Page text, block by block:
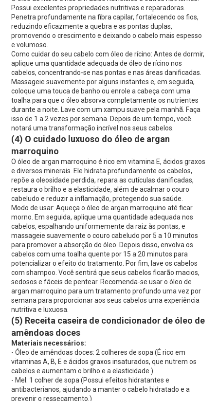
Possui excelentes propriedades nutritivas e reparadoras.
Penetra profundamente na fibra capilar, fortalecendo os fios,
reduzindo eficazmente a quebra e as pontas duplas,
promovendo o crescimento e deixando o cabelo mais espesso
e volumoso.
Como cuidar do seu cabelo com óleo de rícino: Antes de dormir,
aplique uma quantidade adequada de óleo de rícino nos
cabelos, concentrando-se nas pontas e nas áreas danificadas.
Massageie suavemente por alguns instantes e, em seguida,
coloque uma touca de banho ou enrole a cabeça com uma
toalha para que o óleo absorva completamente os nutrientes
durante a noite. Lave com um xampu suave pela manhã. Faça
isso de 1 a 2 vezes por semana. Depois de um tempo, você
notará uma transformação incrível nos seus cabelos.
(4) O cuidado luxuoso do óleo de argan
marroquino
O óleo de argan marroquino é rico em vitamina E, ácidos graxos
e diversos minerais. Ele hidrata profundamente os cabelos,
repõe a oleosidade perdida, repara as cutículas danificadas,
restaura o brilho e a elasticidade, além de acalmar o couro
cabeludo e reduzir a inflamação, protegendo sua saúde.
Modo de usar: Aqueça o óleo de argan marroquino até ficar
morno. Em seguida, aplique uma quantidade adequada nos
cabelos, espalhando uniformemente da raiz às pontas, e
massageie suavemente o couro cabeludo por 5 a 10 minutos
para promover a absorção do óleo. Depois disso, envolva os
cabelos com uma toalha quente por 15 a 20 minutos para
potencializar o efeito do tratamento. Por fim, lave os cabelos
com shampoo. Você sentirá que seus cabelos ficarão macios,
sedosos e fáceis de pentear. Recomenda-se usar o óleo de
argan marroquino para um tratamento profundo uma vez por
semana para proporcionar aos seus cabelos uma experiência
nutritiva e luxuosa.
(5) Receita caseira de condicionador de óleo de
amêndoas doces
Materiais necessários:
- Óleo de amêndoas doces: 2 colheres de sopa (É rico em
vitaminas A, B, E e ácidos graxos insaturados, que nutrem os
cabelos e aumentam o brilho e a elasticidade.)
- Mel: 1 colher de sopa (Possui efeitos hidratantes e
antibacterianos, ajudando a manter o cabelo hidratado e a
prevenir o ressecamento.)